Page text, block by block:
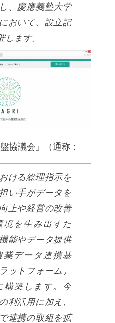
、慶應義塾大学
おいて、設立記
ます。
協議会」（通称：
ける総理指示を
い手がデータを
上や経営の改善
境を生み出すた
能やデータ提供
業データ連携基
ットフォーム）
構築します。今
利活用に加え、
連携の取組を拡